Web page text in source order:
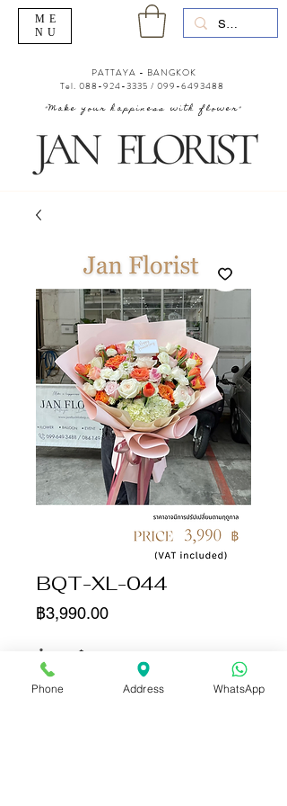
"Make your happiness with flower"
PATTAYA - BANGKOK
Tel. 088-924-3335 / 099-6493488
ME
NU
BQT-XL-044
฿3,990.00ราคา
จำนวน *
Phone Address WhatsApp